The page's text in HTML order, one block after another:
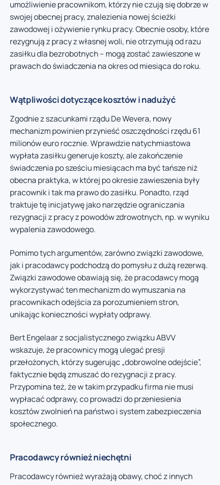
umożliwienie pracownikom, którzy nie czują się dobrze w
swojej obecnej pracy, znalezienia nowej ścieżki
zawodowej i ożywienie rynku pracy. Obecnie osoby, które
rezygnują z pracy z własnej woli, nie otrzymują od razu
zasiłku dla bezrobotnych – mogą zostać zawieszone w
prawach do świadczenia na okres od miesiąca do roku.
Wątpliwości dotyczące kosztów i nadużyć
Zgodnie z szacunkami rządu De Wevera, nowy
mechanizm powinien przynieść oszczędności rzędu 61
milionów euro rocznie. Wprawdzie natychmiastowa
wypłata zasiłku generuje koszty, ale zakończenie
świadczenia po sześciu miesiącach ma być tańsze niż
obecna praktyka, w której po okresie zawieszenia były
pracownik i tak ma prawo do zasiłku. Ponadto, rząd
traktuje tę inicjatywę jako narzędzie ograniczania
rezygnacji z pracy z powodów zdrowotnych, np. w wyniku
wypalenia zawodowego.
Pomimo tych argumentów, zarówno związki zawodowe,
jak i pracodawcy podchodzą do pomysłu z dużą rezerwą.
Związki zawodowe obawiają się, że pracodawcy mogą
wykorzystywać ten mechanizm do wymuszania na
pracownikach odejścia za porozumieniem stron,
unikając konieczności wypłaty odprawy.
Bert Engelaar z socjalistycznego związku ABVV
wskazuje, że pracownicy mogą ulegać presji
przełożonych, którzy sugerując „dobrowolne odejście”,
faktycznie będą zmuszać do rezygnacji z pracy.
Przypomina też, że w takim przypadku firma nie musi
wypłacać odprawy, co prowadzi do przeniesienia
kosztów zwolnień na państwo i system zabezpieczenia
społecznego.
Pracodawcy również niechętni
Pracodawcy również wyrażają obawy, choć z innych